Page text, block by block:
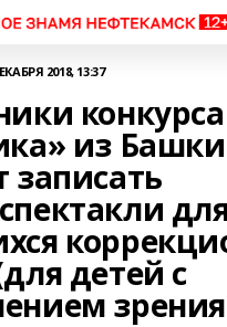
2018, 13:37
из
записать
детей с